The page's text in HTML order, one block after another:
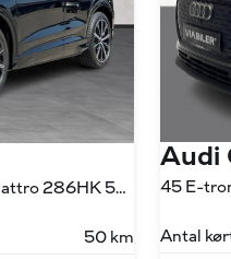
45 E-tron S Line Edition Quattro 286HK 5d Aut.
50 km
Audi
Antal